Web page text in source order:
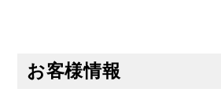
お客様情報